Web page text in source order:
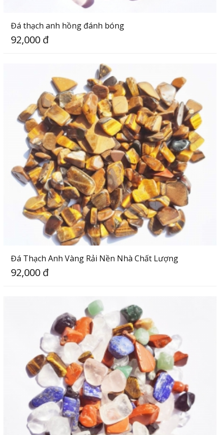
Đá thạch anh hồng đánh bóng
92,000 đ
Đá Thạch Anh Vàng Rải Nền Nhà Chất Lượng
92,000 đ